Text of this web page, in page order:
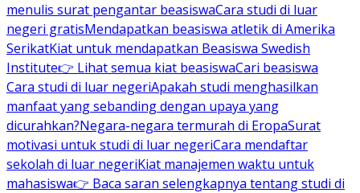
menulis surat pengantar beasiswaCara studi di luar
negeri gratisMendapatkan beasiswa atletik di Amerika
SerikatKiat untuk mendapatkan Beasiswa Swedish
Institute👉 Lihat semua kiat beasiswaCari beasiswa
Cara studi di luar negeriApakah studi menghasilkan
manfaat yang sebanding dengan upaya yang
dicurahkan?Negara-negara termurah di EropaSurat
motivasi untuk studi di luar negeriCara mendaftar
sekolah di luar negeriKiat manajemen waktu untuk
mahasiswa👉 Baca saran selengkapnya tentang studi di